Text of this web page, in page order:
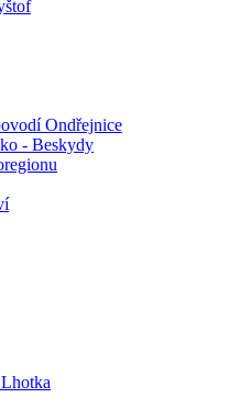
Ondřejnice
- Beskydy